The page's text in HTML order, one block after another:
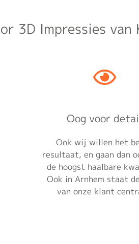
3D Impressies van
Oog voor
Ook wij willen het
resultaat, en gaan dan
de hoogst haalbare
Ook in Arnhem staat
van onze klant